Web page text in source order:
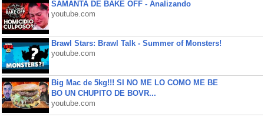
SAMANTA DE BAKE OFF - Analizando
youtube.com
Brawl Stars: Brawl Talk - Summer of Monsters!
youtube.com
Big Mac de 5kg!!! SI NO ME LO COMO ME BE
BO UN CHUPITO DE BOVR...
youtube.com